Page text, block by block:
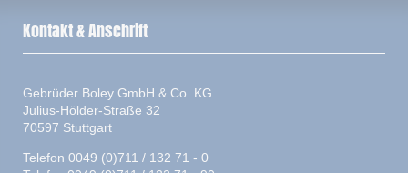
Kontakt & Anschrift
Gebrüder Boley GmbH & Co. KG
Julius-Hölder-Straße 32
70597 Stuttgart
Telefon 0049 (0)711 / 132 71 - 0